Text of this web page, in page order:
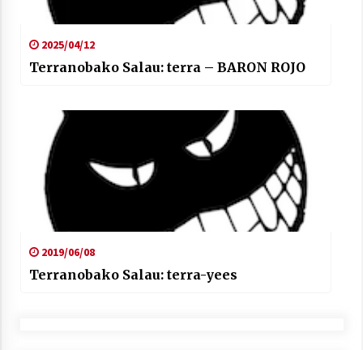
2025/04/12
Terranobako Salau: terra – BARON ROJO
2019/06/08
Terranobako Salau: terra-yees